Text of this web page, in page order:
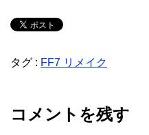
タグ : FF7 リメイク
コメントを残す